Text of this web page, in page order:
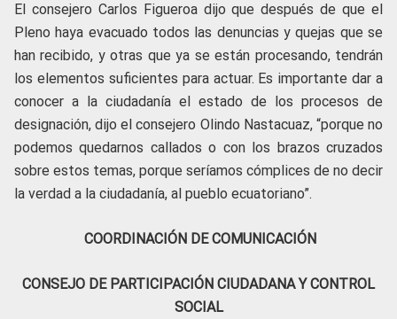
El consejero Carlos Figueroa dijo que después de que el
Pleno haya evacuado todos las denuncias y quejas que se
han recibido, y otras que ya se están procesando, tendrán
los elementos suficientes para actuar. Es importante dar a
conocer a la ciudadanía el estado de los procesos de
designación, dijo el consejero Olindo Nastacuaz, “porque no
podemos quedarnos callados o con los brazos cruzados
sobre estos temas, porque seríamos cómplices de no decir
la verdad a la ciudadanía, al pueblo ecuatoriano”.
COORDINACIÓN DE COMUNICACIÓN
CONSEJO DE PARTICIPACIÓN CIUDADANA Y CONTROL
SOCIAL